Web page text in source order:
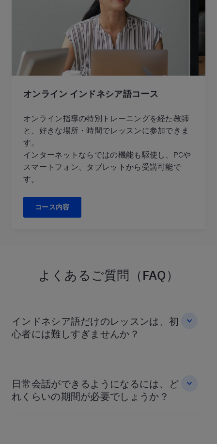
オンライン インドネシア語コース
オンライン指導の特別トレーニングを経た教師
と、好きな場所・時間でレッスンに参加できま
す。
インターネットならではの機能も駆使し、PCや
スマートフォン、タブレットから受講可能で
す。
コース内容
よくあるご質問（FAQ）
インドネシア語だけのレッスンは、初
心者には難しすぎませんか？
日常会話ができるようになるには、ど
れくらいの期間が必要でしょうか？